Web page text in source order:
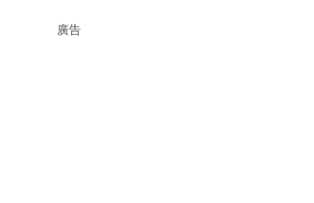
廣告